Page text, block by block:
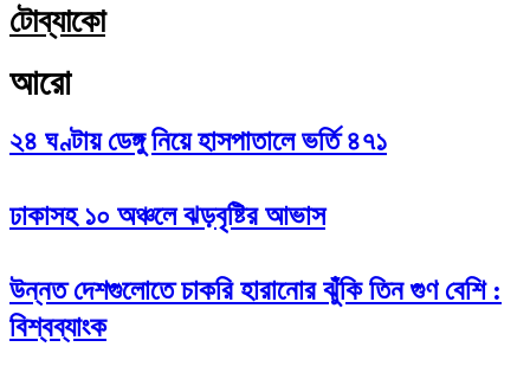
টোব্যাকো
আরো
২৪ ঘণ্টায় ডেঙ্গু নিয়ে হাসপাতালে ভর্তি ৪৭১
ঢাকাসহ ১০ অঞ্চলে ঝড়বৃষ্টির আভাস
উন্নত দেশগুলোতে চাকরি হারানোর ঝুঁকি তিন গুণ বেশি :
বিশ্বব্যাংক